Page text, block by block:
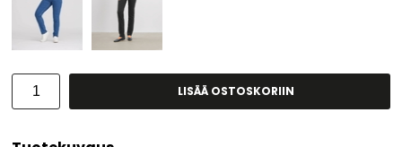
LISÄÄ OSTOSKORIIN